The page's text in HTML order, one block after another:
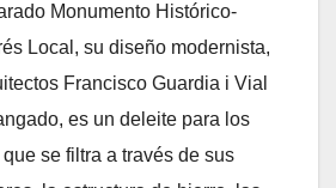
Monumento Histórico-
Local, su diseño modernista,
Francisco Guardia i Vial
es un deleite para los
se filtra a través de sus